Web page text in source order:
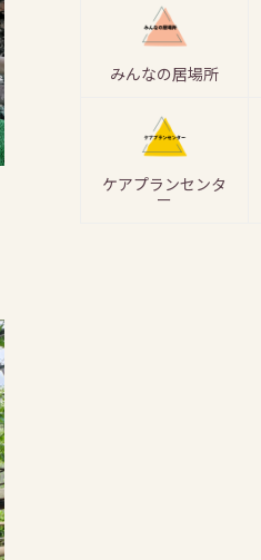
みんなの居場所
ケアプランセンタ
ー